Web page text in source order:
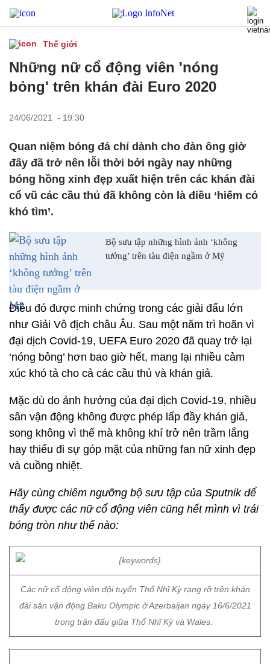
Thế giới
Những nữ cổ động viên 'nóng
bỏng' trên khán đài Euro 2020
24/06/2021 - 19:30
Quan niệm bóng đá chỉ dành cho đàn ông giờ
đây đã trở nên lỗi thời bởi ngày nay những
bóng hồng xinh đẹp xuất hiện trên các khán đài
cổ vũ các cầu thủ đã không còn là điều ‘hiếm có
khó tìm’.
Bộ sưu tập những hình ảnh ‘không
tưởng’ trên tàu điện ngầm ở Mỹ
Điều đó được minh chứng trong các giải đấu lớn
như Giải Vô địch châu Âu. Sau một năm trì hoãn vì
đại dịch Covid-19, UEFA Euro 2020 đã quay trở lại
‘nóng bỏng’ hơn bao giờ hết, mang lại nhiều cảm
xúc khó tả cho cả các cầu thủ và khán giả.
Mặc dù do ảnh hưởng của đại dịch Covid-19, nhiều
sân vận động không được phép lấp đầy khán giả,
song không vì thế mà không khí trở nên trầm lắng
hay thiếu đi sự góp mặt của những fan nữ xinh đẹp
và cuồng nhiệt.
Hãy cùng chiêm ngưỡng bộ sưu tập của Sputnik để
thấy được các nữ cổ động viên cũng hết mình vì trái
bóng tròn như thế nào:
Các nữ cổ động viên đội tuyển Thổ Nhĩ Kỳ rạng rỡ trên khán
đài sân vận động Baku Olympic ở Azerbaijan ngày 16/6/2021
trong trận đấu giữa Thổ Nhĩ Kỳ và Wales.